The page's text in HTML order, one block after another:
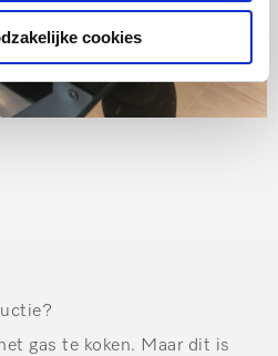
cookies
gas te koken. Maar dit is